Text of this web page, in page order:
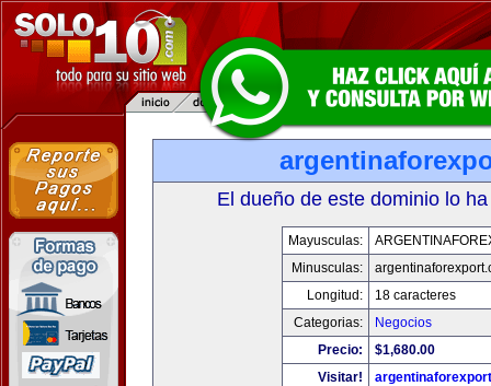
El dueño de este dominio lo
Mayusculas:
Minusculas:
Longitud:
18 caracteres
Categorias:
Negocios
Precio:
$1,680.00
Visitar!